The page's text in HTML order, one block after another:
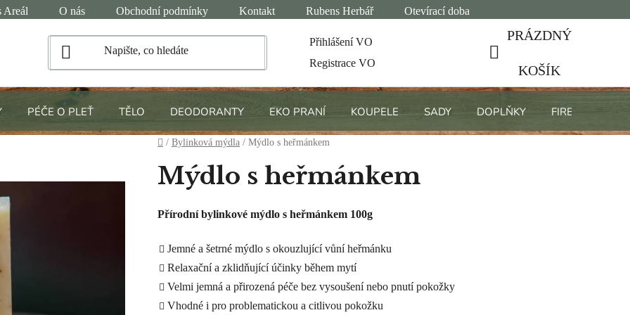
Areál O nás Obchodní podmínky Kontakt Rubens Herbář Otevírací doba
Přihlášení VO
Registrace VO
NÁKUPNÍ
KOŠÍK
PRÁZDNÝ
KOŠÍK
PÉČE O PLEŤ TĚLO DEODORANTY EKO PRANÍ KOUPELE SADY DOPLŇKY FIREMNÍ DÁRKY
Domů
/ Bylinková mýdla / Mýdlo s heřmánkem
Mýdlo s heřmánkem
Přírodní bylinkové mýdlo s heřmánkem 100g
Jemné a šetrné mýdlo s okouzlující vůní heřmánku
Relaxační a zklidňující účinky během mytí
Velmi jemná a přirozená péče bez vysoušení nebo pnutí pokožky
Vhodné i pro problematickou a citlivou pokožku